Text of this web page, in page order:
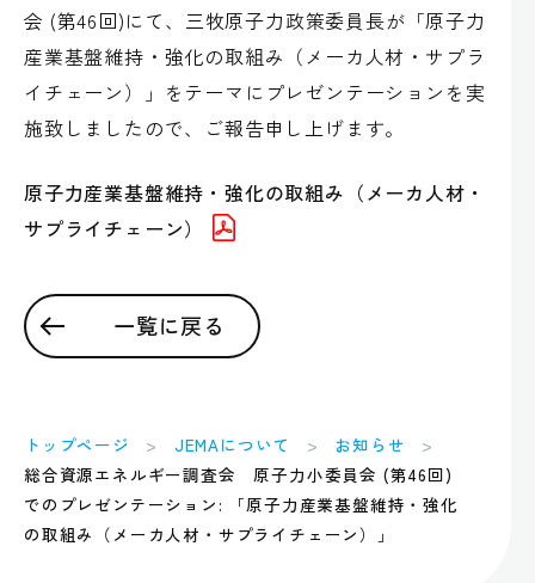
会 (第46回)にて、三牧原子力政策委員長が「原子力
産業基盤維持・強化の取組み（メーカ人材・サプラ
イチェーン）」をテーマにプレゼンテーションを実
施致しましたので、ご報告申し上げます。
原子力産業基盤維持・強化の取組み（メーカ人材・
サプライチェーン）
一覧に戻る
トップページ JEMAについて
お知らせ
総合資源エネルギー調査会 原子力小委員会 (第46回)
でのプレゼンテーション: 「原子力産業基盤維持・強化
の取組み（メーカ人材・サプライチェーン）」